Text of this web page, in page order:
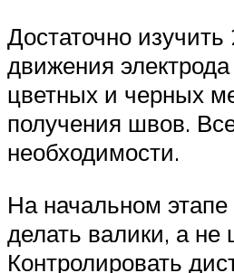
Достаточно
движения
цветных и черных
получения швов.
необходимости.
На начальном
делать валики, а
Контролировать